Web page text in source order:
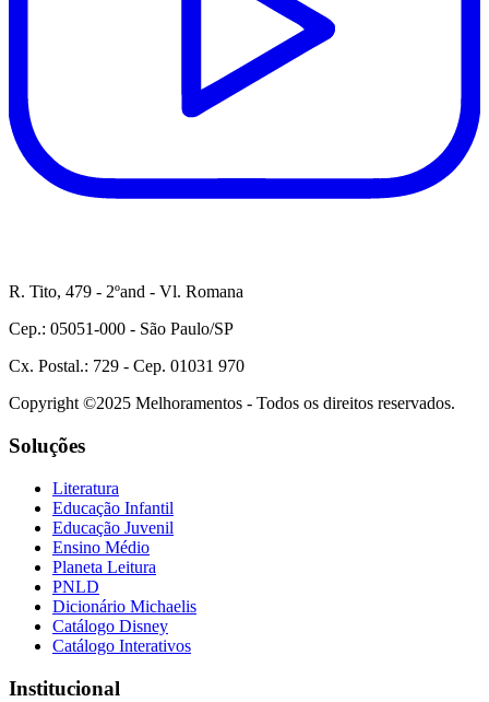
R. Tito, 479 - 2ºand - Vl. Romana
Cep.: 05051-000 - São Paulo/SP
Cx. Postal.: 729 - Cep. 01031 970
Copyright ©2025 Melhoramentos - Todos os direitos reservados.
Soluções
Literatura
Educação Infantil
Educação Juvenil
Ensino Médio
Planeta Leitura
PNLD
Dicionário Michaelis
Catálogo Disney
Catálogo Interativos
Institucional